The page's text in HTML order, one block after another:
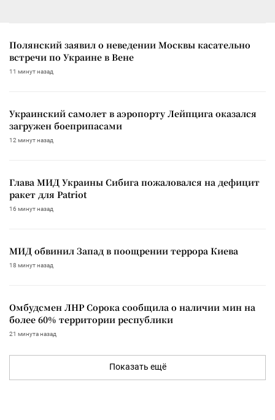
Полянский заявил о неведении Москвы касательно
встречи по Украине в Вене
11 минут назад
Украинский самолет в аэропорту Лейпцига оказался
загружен боеприпасами
12 минут назад
Глава МИД Украины Сибига пожаловался на дефицит
ракет для Patriot
16 минут назад
МИД обвинил Запад в поощрении террора Киева
18 минут назад
Омбудсмен ЛНР Сорока сообщила о наличии мин на
более 60% территории республики
21 минута назад
Показать ещё